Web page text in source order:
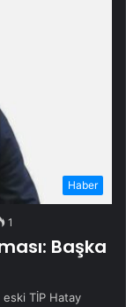
Haber
1
Başka
TİP Hatay